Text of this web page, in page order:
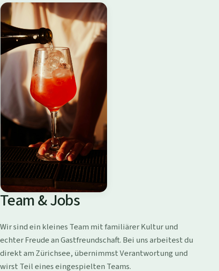
Team & Jobs
Wir sind ein kleines Team mit familiärer Kultur und
echter Freude an Gastfreundschaft. Bei uns arbeitest du
direkt am Zürichsee, übernimmst Verantwortung und
wirst Teil eines eingespielten Teams.